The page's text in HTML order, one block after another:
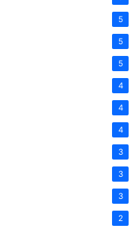
5
5
5
4
4
4
3
3
3
2